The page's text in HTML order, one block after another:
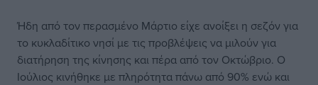
Ήδη από τον περασμένο Μάρτιο είχε ανοίξει η σεζόν για
το κυκλαδίτικο νησί με τις προβλέψεις να μιλούν για
διατήρηση της κίνησης και πέρα από τον Οκτώβριο. Ο
Ιούλιος κινήθηκε με πληρότητα πάνω από 90% ενώ και